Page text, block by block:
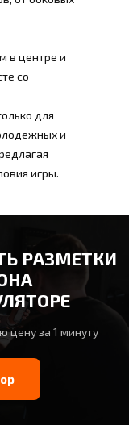
в центре и
со
для
и
игры.
РАЗМЕТКИ
цену за 1 минуту